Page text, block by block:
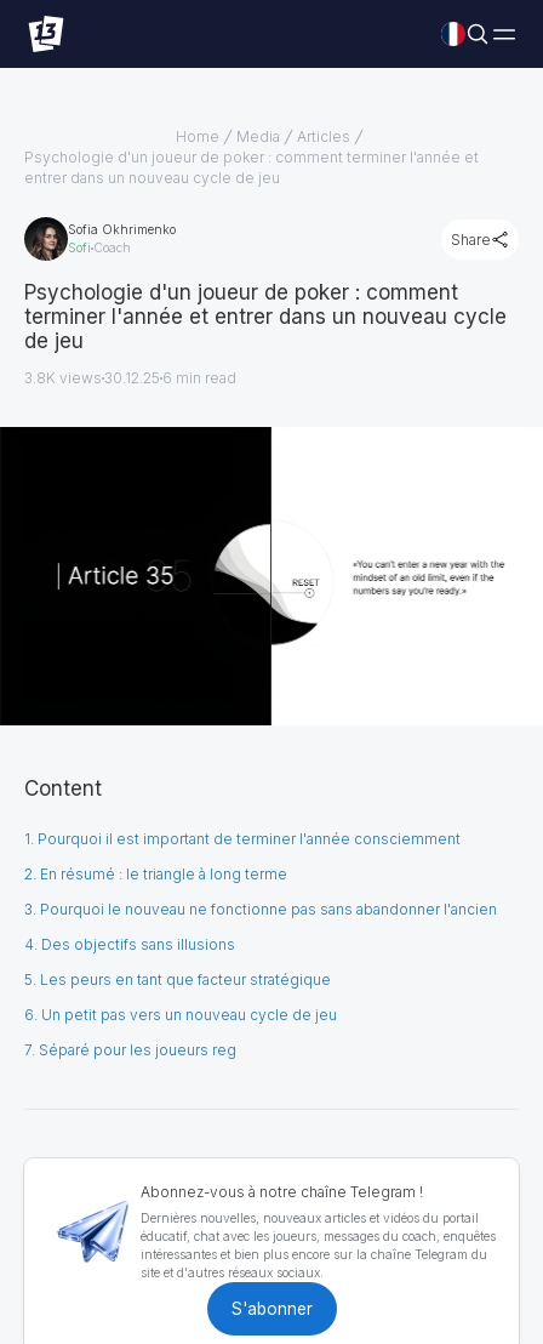
Home Media
Articles
Psychologie d'un joueur de poker : comment terminer l'année et
entrer dans un nouveau cycle de jeu
Sofia Okhrimenko
Sofi Coach Share
Psychologie d'un joueur de poker : comment
terminer l'année et entrer dans un nouveau cycle
de jeu
3.8K views 30.12.25 6 min read
Content
1. Pourquoi il est important de terminer l'année consciemment
2. En résumé : le triangle à long terme
3. Pourquoi le nouveau ne fonctionne pas sans abandonner l'ancien
4. Des objectifs sans illusions
5. Les peurs en tant que facteur stratégique
6. Un petit pas vers un nouveau cycle de jeu
7. Séparé pour les joueurs reg
Abonnez-vous à notre chaîne Telegram !
Dernières nouvelles, nouveaux articles et vidéos du portail
éducatif, chat avec les joueurs, messages du coach, enquêtes
intéressantes et bien plus encore sur la chaîne Telegram du
site et d'autres réseaux sociaux.
S'abonner